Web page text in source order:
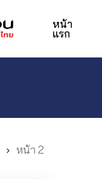
หน้า
แรก
หน้า 2